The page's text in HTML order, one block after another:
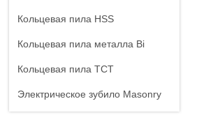
Кольцевая пила HSS
Кольцевая пила металла Bi
Кольцевая пила TCT
Электрическое зубило Masonry